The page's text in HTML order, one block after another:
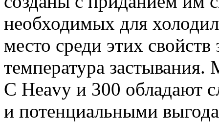
необходимых для
место среди этих свойств
температура
С Heavy и 300 обладают
и потенциальными